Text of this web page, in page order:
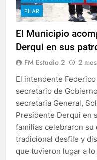
PILAR
El Municipio
Derqui en sus
FM Estudio 2 2
El intendente
secretario de
secretaria General,
Presidente Derqui en
familias celebraron su
tradicional desfile y
que tuvieron lugar a